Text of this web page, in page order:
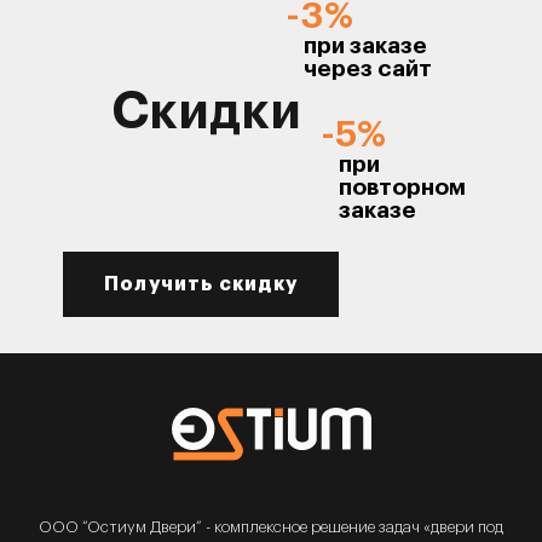
Скидки
-3%
при заказе
через сайт
-5%
при
повторном
заказе
Получить скидку
ООО “Остиум Двери” - комплексное решение задач «двери под